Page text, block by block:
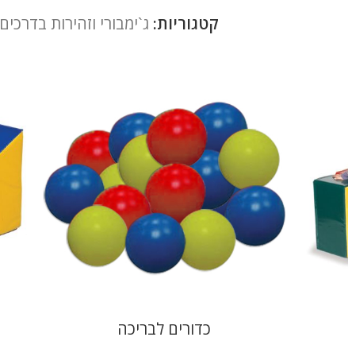
קטגוריות: ג`ימבורי וזהירות בדרכים
כדורים לבריכה